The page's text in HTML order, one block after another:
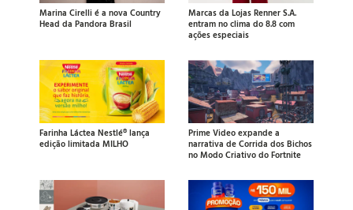
Marina Cirelli é a nova Country
Head da Pandora Brasil
Marcas da Lojas Renner S.A.
entram no clima do 8.8 com
ações especiais
Farinha Láctea Nestlé® lança
edição limitada MILHO
Prime Video expande a
narrativa de Corrida dos Bichos
no Modo Criativo do Fortnite